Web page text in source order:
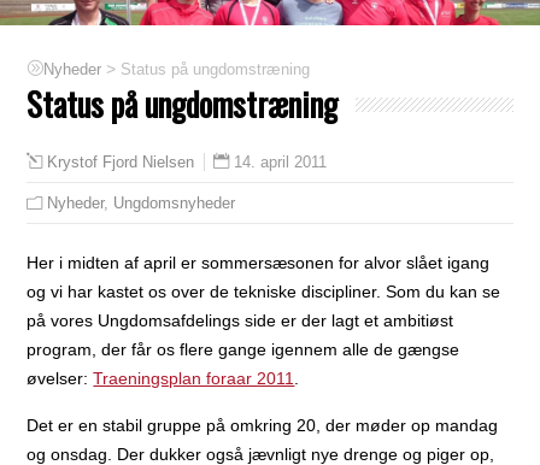
Nyheder > Status på ungdomstræning
Status på ungdomstræning
Krystof Fjord Nielsen 14. april 2011
Nyheder, Ungdomsnyheder
Her i midten af april er sommersæsonen for alvor slået igang
og vi har kastet os over de tekniske discipliner. Som du kan se
på vores Ungdomsafdelings side er der lagt et ambitiøst
program, der får os flere gange igennem alle de gængse
øvelser:Traeningsplan foraar 2011
Det er en stabil gruppe på omkring 20, der møder op mandag
og onsdag. Der dukker også jævnligt nye drenge og piger op,